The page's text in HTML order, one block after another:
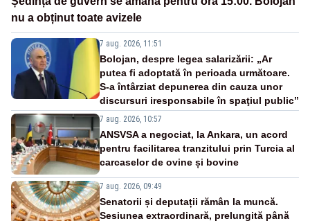
nu a obținut toate avizele
7 aug. 2026, 11:51
Bolojan, despre legea salarizării: „Ar
putea fi adoptată în perioada următoare.
S-a întârziat depunerea din cauza unor
discursuri iresponsabile în spaţiul public”
7 aug. 2026, 10:57
ANSVSA a negociat, la Ankara, un acord
pentru facilitarea tranzitului prin Turcia al
carcaselor de ovine și bovine
7 aug. 2026, 09:49
Senatorii și deputații rămân la muncă.
Sesiunea extraordinară, prelungită până